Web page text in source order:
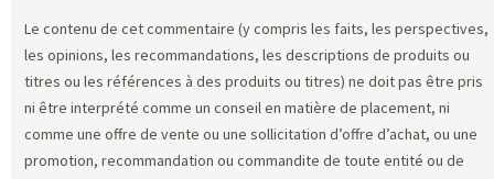
Le contenu de cet commentaire (y compris les faits, les perspectives,
les opinions, les recommandations, les descriptions de produits ou
titres ou les références à des produits ou titres) ne doit pas être pris
ni être interprété comme un conseil en matière de placement, ni
comme une offre de vente ou une sollicitation d’offre d’achat, ou une
promotion, recommandation ou commandite de toute entité ou de